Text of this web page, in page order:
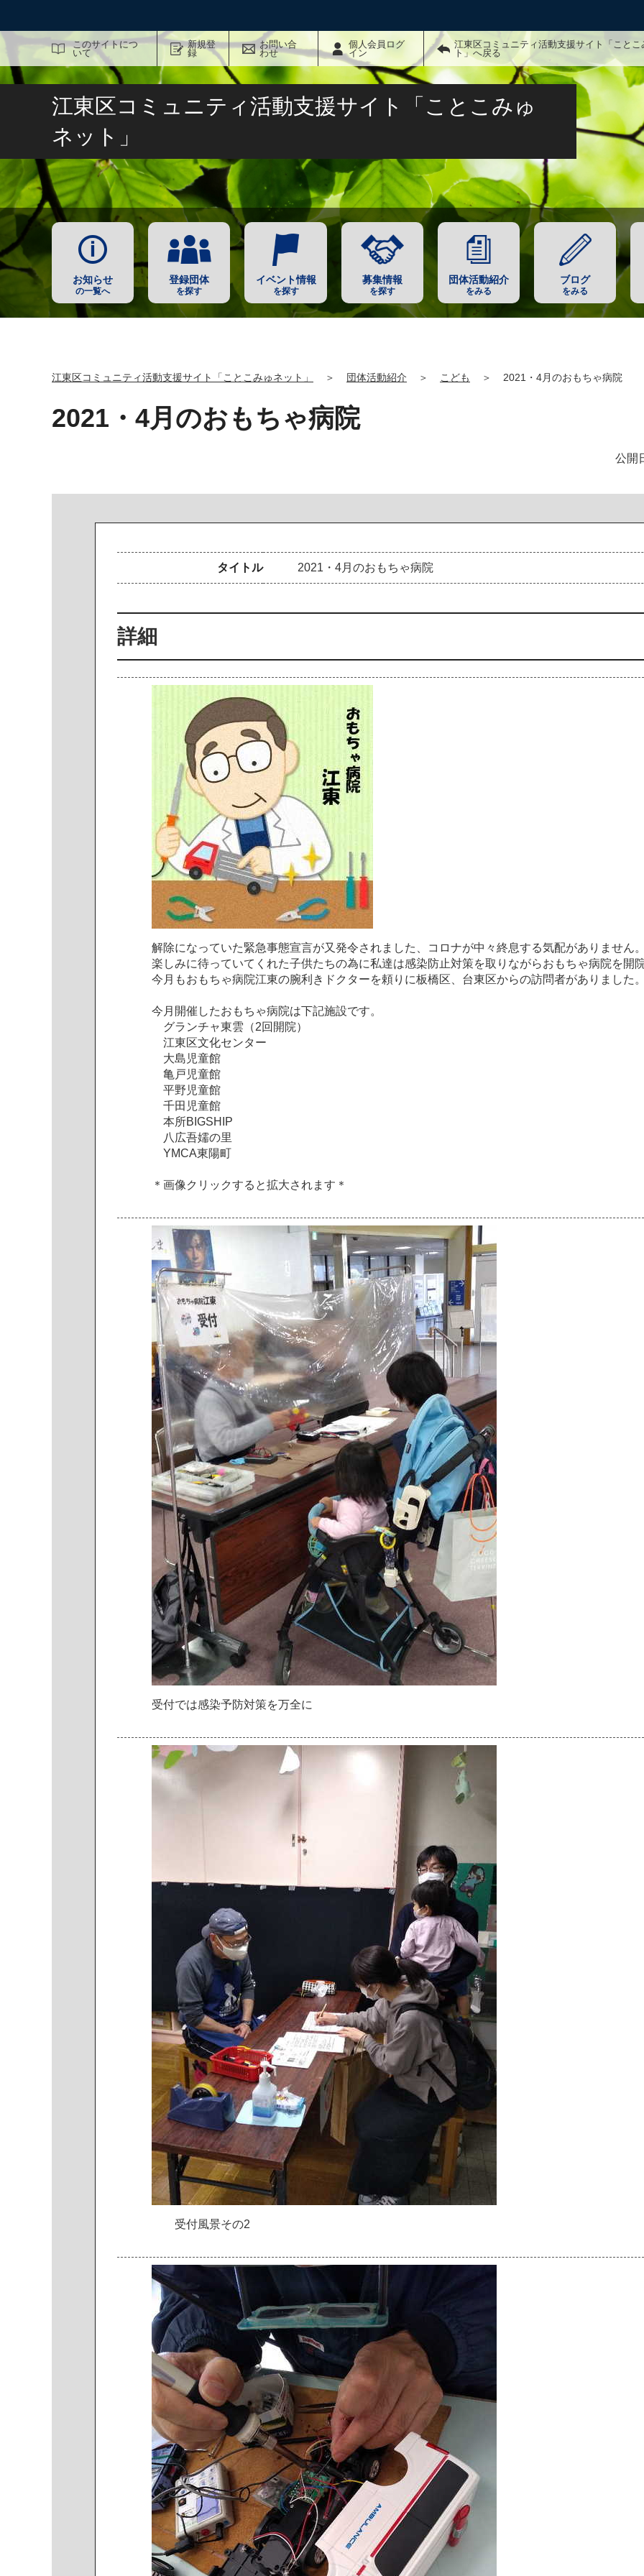
このサイトにつ
いて
新規登
録
お問い合
わせ
個人会員ログ
イン
江東区コミュニティ活動支援サイト「ことこ
ト」へ戻る
サイト内検索
江東区コミュニティ活動支援サイト「ことこみゅ
ネット」
お知らせ
の一覧へ
登録団体
を探す
イベント情報
を探す
募集情報
を探す
団体活動紹介
をみる
ブログ
をみる
江東区コミュニティ活動支援サイト「ことこみゅネット」 ＞ 団体活動紹介 ＞ こども ＞ 2021・4月のおもちゃ病院
2021・4月のおもちゃ病院
公開
タイトル 2021 ・ 4月 のお もち ゃ病院
詳細
解除になっていた緊急事態宣言が又 発令さ れま した コ ロナが中 々終息する気配があ り ま せん
楽 しみに待っていて く れた子供たちの為に私達は感染防止対策を取 り ながらお もち ゃ病院を開
今 月 もお もち ゃ病院江東の腕利 き ド ク ターを頼り に板橋区 台東区からの訪問者があ り ま した
今 月 開催 したお もち ゃ病院は下記施設です。
グラ ンチャ東雲 （2回 開 院）
江東区文化センター
大島 児童館
亀 戸 児童館
平野 児童館
千田 児童館
本所B GSH P
八 広吾嬬の里
YMCA東陽町
＊ 画像ク リ ッ クする と拡大さ れま す ＊
受付では感染予防対策を万全に
受付風景その2